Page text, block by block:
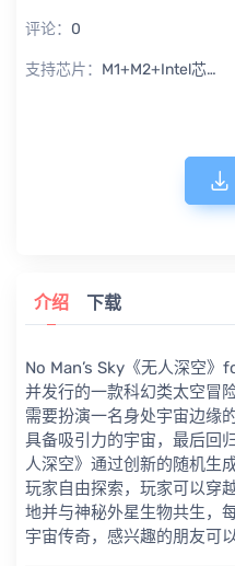
评论： 0
支持芯片： M1+M2+Intel芯片通用
介绍 下载
No Man’s Sky《无人深空
并发行的一款科幻类太空冒
需要扮演一名身处宇宙边缘
具备吸引力的宇宙，最后回
人深空》通过创新的随机生
玩家自由探索，玩家可以穿
地并与神秘外星生物共生，
宇宙传奇，感兴趣的朋友可